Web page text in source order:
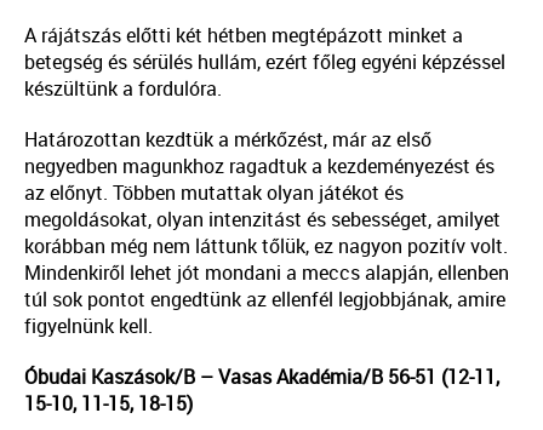
A rájátszás előtti két hétben megtépázott minket a
betegség és sérülés hullám, ezért főleg egyéni képzéssel
készültünk a fordulóra.
Határozottan kezdtük a mérkőzést, már az első
negyedben magunkhoz ragadtuk a kezdeményezést és
az előnyt. Többen mutattak olyan játékot és
megoldásokat, olyan intenzitást és sebességet, amilyet
korábban még nem láttunk tőlük, ez nagyon pozitív volt.
Mindenkiről lehet jót mondani a meccs alapján, ellenben
túl sok pontot engedtünk az ellenfél legjobbjának, amire
figyelnünk kell.
Óbudai Kaszások/B – Vasas Akadémia/B 56-51 (12-11,
15-10, 11-15, 18-15)